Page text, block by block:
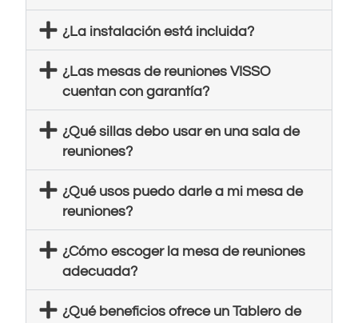
¿La instalación está incluida?
¿Las mesas de reuniones VISSO
cuentan con garantía?
¿Qué sillas debo usar en una sala de
reuniones?
¿Qué usos puedo darle a mi mesa de
reuniones?
¿Cómo escoger la mesa de reuniones
adecuada?
¿Qué beneficios ofrece un Tablero de